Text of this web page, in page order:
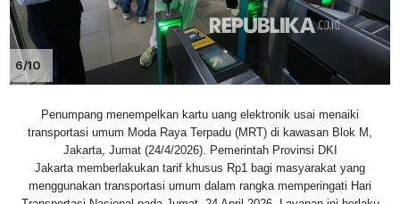
6/10
Penumpang menempelkan kartu uang elektronik usai menaiki
transportasi umum Moda Raya Terpadu (MRT) di kawasan Blok M,
Jakarta, Jumat (24/4/2026). Pemerintah Provinsi DKI
Jakarta memberlakukan tarif khusus Rp1 bagi masyarakat yang
menggunakan transportasi umum dalam rangka memperingati Hari